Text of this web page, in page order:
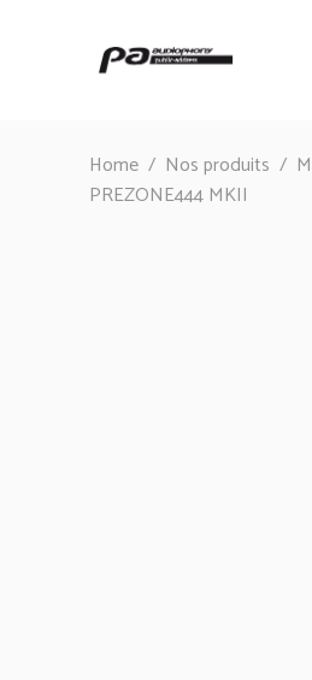
Home / Nos produits /
PREZONE444 MKII